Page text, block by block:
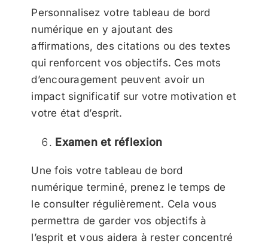
Personnalisez votre tableau de bord
numérique en y ajoutant des
affirmations, des citations ou des textes
qui renforcent vos objectifs. Ces mots
d’encouragement peuvent avoir un
impact significatif sur votre motivation et
votre état d’esprit.
Examen et réflexion
Une fois votre tableau de bord
numérique terminé, prenez le temps de
le consulter régulièrement. Cela vous
permettra de garder vos objectifs à
l’esprit et vous aidera à rester concentré